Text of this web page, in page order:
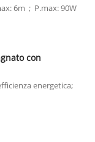
6m ; P.max: 90W
con
energetica;